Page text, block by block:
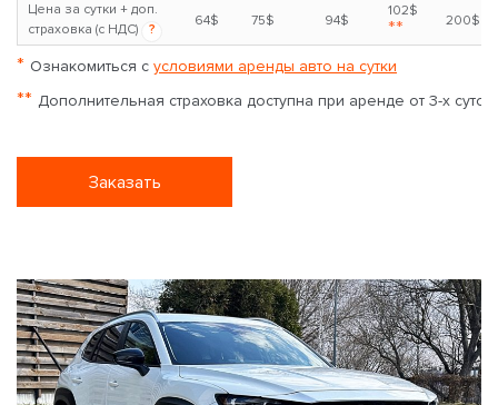
Цена за сутки + доп.
страховка (с НДС)
?
64$ 75$ 94$
102$
** 200$
* Ознакомиться с условиями аренды авто на сутки
** Дополнительная страховка доступна при аренде от 3-х суток
Заказать